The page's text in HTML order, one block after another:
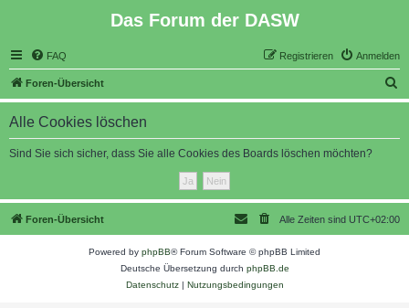
Das Forum der DASW
FAQ Anmelden
Registrieren
Foren-Übersicht
u
Alle Cookies löschen
Sind Sie sich sicher, dass Sie alle Cookies des Boards löschen möchten?
Foren-Übersicht Alle Zeiten sind UTC+02:00
Powered by phpBB® Forum Software © phpBB Limited
Deutsche Übersetzung durch phpBB.de
Datenschutz| Nutzungsbedingungen